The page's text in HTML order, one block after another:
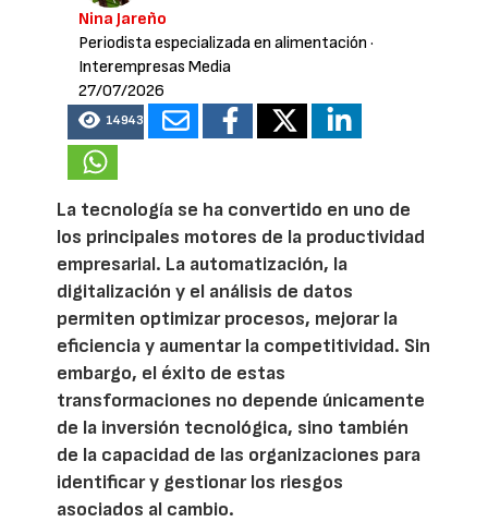
Nina Jareño
Periodista especializada en alimentación ·
Interempresas Media
27/07/2026
14943
La tecnología se ha convertido en uno de
los principales motores de la productividad
empresarial. La automatización, la
digitalización y el análisis de datos
permiten optimizar procesos, mejorar la
eficiencia y aumentar la competitividad. Sin
embargo, el éxito de estas
transformaciones no depende únicamente
de la inversión tecnológica, sino también
de la capacidad de las organizaciones para
identificar y gestionar los riesgos
asociados al cambio.